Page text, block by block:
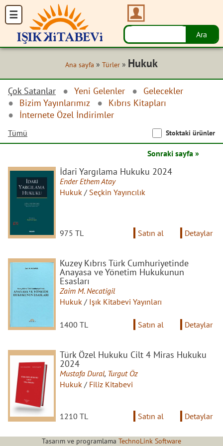
Ana sayfa » Türler » Hukuk
Çok Satanlar Yeni Gelenler
Gelecekler
Bizim Yayınlarımız
Kıbrıs Kitapları
İnternete Özel İndirimler
Tümü Stoktaki ürünler
Sonraki sayfa »
İdari Yargılama Hukuku 2024
Ender Ethem Atay
Hukuk / Seçkin Yayıncılık
975 TL Satın al Detaylar
Kuzey Kıbrıs Türk Cumhuriyetinde
Anayasa ve Yönetim Hukukunun
Esasları
Zaim M. Necatigil
Hukuk / Işık Kitabevi Yayınları
1400 TL Satın al Detaylar
Türk Özel Hukuku Cilt 4 Miras Hukuku
2024
Mustafa Dural, Turgut Öz
Hukuk / Filiz Kitabevi
1210 TL Satın al Detaylar
Tasarım ve programlama TechnoLink Software